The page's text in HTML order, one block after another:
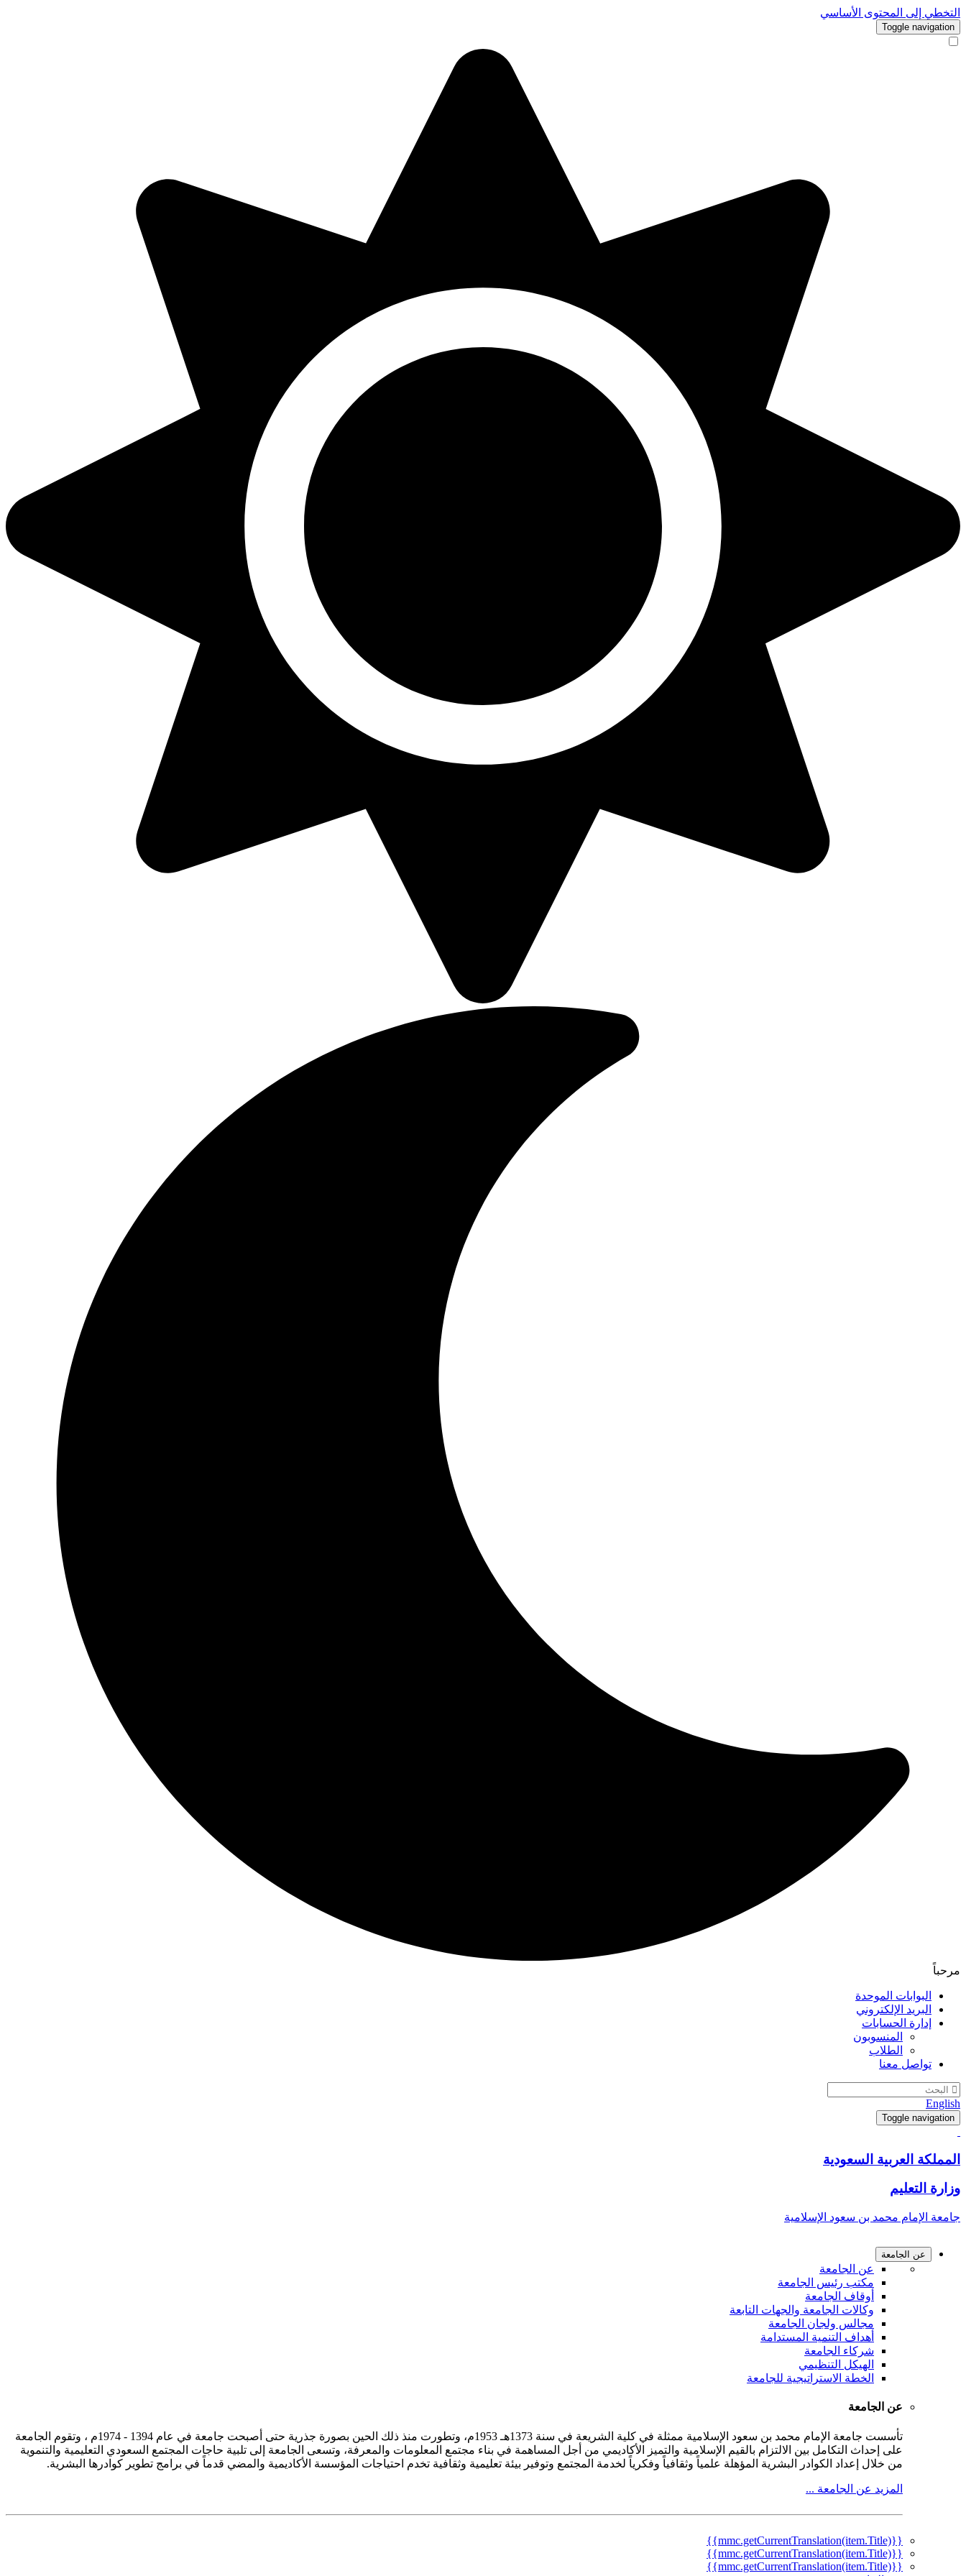
التخطي إلى المحتوى الأساسي
Toggle navigation
مرحباً
البوابات الموحدة
البريد الإلكتروني
إدارة الحسابات
المنسوبون
الطلاب
تواصل معنا
English
Toggle navigation
المملكة العربية السعودية
وزارة التعليم
جامعة الإمام محمد بن سعود الإسلامية
عن الجامعة
عن الجامعة
مكتب رئيس الجامعة
أوقاف الجامعة
وكالات الجامعة والجهات التابعة
مجالس ولجان الجامعة
أهداف التنمية المستدامة
شركاء الجامعة
الهيكل التنظيمي
الخطة الاستراتيجية للجامعة
عن الجامعة
تأسست جامعة الإمام محمد بن سعود الإسلامية ممثلة في كلية الشريعة في سنة 1373هـ 1953م، وتطورت منذ ذلك الحين بصورة جذرية حتى أصبحت جامعة في عام 1394 - 1974م ، وتقوم الجامعة
على إحداث التكامل بين الالتزام بالقيم الإسلامية والتميز الأكاديمي من أجل المساهمة في بناء مجتمع المعلومات والمعرفة، وتسعى الجامعة إلى تلبية حاجات المجتمع السعودي التعليمية والتنموية
من خلال إعداد الكوادر البشرية المؤهلة علمياً وثقافياً وفكرياً لخدمة المجتمع وتوفير بيئة تعليمية وثقافية تخدم احتياجات المؤسسة الأكاديمية والمضي قدماً في برامج تطوير كوادرها البشرية.
المزيد عن الجامعة ...
{{mmc.getCurrentTranslation(item.Title)}}
{{mmc.getCurrentTranslation(item.Title)}}
{{mmc.getCurrentTranslation(item.Title)}}